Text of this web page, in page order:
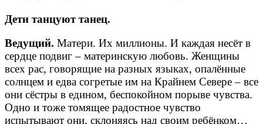
Дети танцуют танец.
Ведущий. Матери. Их миллионы. И каждая несёт в
сердце подвиг – материнскую любовь. Женщины
всех рас, говорящие на разных языках, опалённые
солнцем и едва согретые им на Крайнем Севере – все
они сёстры в едином, беспокойном порыве чувства.
Одно и тоже томящее радостное чувство
испытывают они, склоняясь над своим ребёнком…